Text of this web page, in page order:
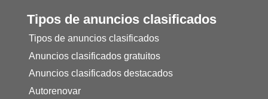
Tipos de anuncios clasificados
Tipos de anuncios clasificados
Anuncios clasificados gratuitos
Anuncios clasificados destacados
Autorenovar